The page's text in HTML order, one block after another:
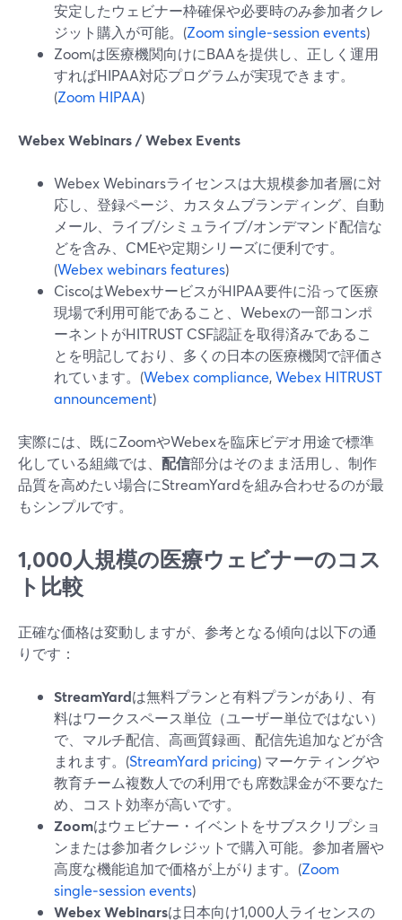
安定したウェビナー枠確保や必要時のみ参加者クレ
ジット購入が可能。(Zoom single‑session events)
Zoomは医療機関向けにBAAを提供し、正しく運用
すればHIPAA対応プログラムが実現できます。
(Zoom HIPAA)
Webex Webinars / Webex Events
Webex Webinarsライセンスは大規模参加者層に対
応し、登録ページ、カスタムブランディング、自動
メール、ライブ/シミュライブ/オンデマンド配信な
どを含み、CMEや定期シリーズに便利です。
(Webex webinars features)
CiscoはWebexサービスがHIPAA要件に沿って医療
現場で利用可能であること、Webexの一部コンポ
ーネントがHITRUST CSF認証を取得済みであるこ
とを明記しており、多くの日本の医療機関で評価さ
れています。(Webex compliance,Webex HITRUST
announcement)
実際には、既にZoomやWebexを臨床ビデオ用途で標準
化している組織では、 配信部分はそのまま活用し、制作
品質を高めたい場合にStreamYardを組み合わせるのが最
もシンプルです。
1,000人規模の医療ウェビナーのコス
ト比較
正確な価格は変動しますが、参考となる傾向は以下の通
りです：
StreamYardは無料プランと有料プランがあり、有
料はワークスペース単位（ユーザー単位ではない）
で、マルチ配信、高画質録画、配信先追加などが含
まれます。(StreamYard pricing) マーケティングや
教育チーム複数人での利用でも席数課金が不要なた
め、コスト効率が高いです。
Zoomはウェビナー・イベントをサブスクリプショ
ンまたは参加者クレジットで購入可能。参加者層や
高度な機能追加で価格が上がります。(Zoom
single‑session events)
Webex Webinarsは日本向け1,000人ライセンスの